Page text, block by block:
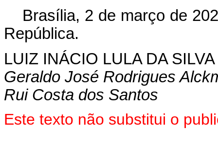
Brasília, 2 de março de
República.
LUIZ INÁCIO LULA DA SILVA
Geraldo José Rodrigues
Rui Costa dos Santos
Este texto não substitui o